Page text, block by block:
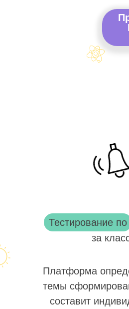
Тестирование по
за
Платформа
темы
составит